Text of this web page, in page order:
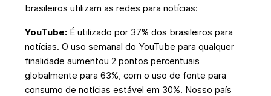
brasileiros utilizam as redes para notícias:
YouTube: É utilizado por 37% dos brasileiros para
notícias. O uso semanal do YouTube para qualquer
finalidade aumentou 2 pontos percentuais
globalmente para 63%, com o uso de fonte para
consumo de notícias estável em 30%. Nosso país